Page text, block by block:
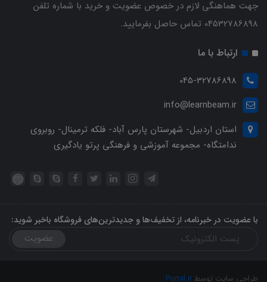
جهت هماهنگی لازم در خصوص عضویت و خرید با شماره تلفن
04532786898 تماس حاصل بفرمایید.
ارتباط با ما
045-32786898
info@learnbeam.ir
استان اردبیل- شهرستان پارس آباد- فلکه ترمینال- روبروی
ندامتگاه- مجموعه آموزشی و فرهنگی پرتو یادگیری
با عضویت در خبرنامه، از تخفیف‌ها و جدیدترین‌های فروشگاه باخبر شوید:
عضویت
طراحی سایت توسط Portal.ir